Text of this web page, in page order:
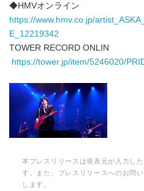
◆HMVオンライン
https://www.hmv.co.jp/
E_12219342
TOWER RECORD ONLIN
https://tower.jp/item/5246020/
本プレスリリースは発表元が入力し
す。また、プレスリリースへのお問
します。